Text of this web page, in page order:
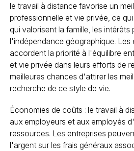
le travail à distance favorise un
professionnelle et vie privée, ce
qui valorisent la famille, les intérêts
l'indépendance géographique. Les
accordent la priorité à l'équilibre
et vie privée dans leurs efforts de
meilleures chances d'attirer les
recherche de ce style de vie.
Économies de coûts : le travail à
aux employeurs et aux employés
ressources. Les entreprises
l'argent sur les frais généraux